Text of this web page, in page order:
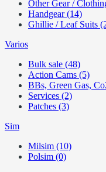
Other Gear /
Handgear (14)
Ghillie / Leaf Suits
Varios
Bulk sale (48)
Action Cams (5)
BBs, Green Gas,
Services (2)
Patches (3)
Sim
Milsim (10)
Polsim (0)